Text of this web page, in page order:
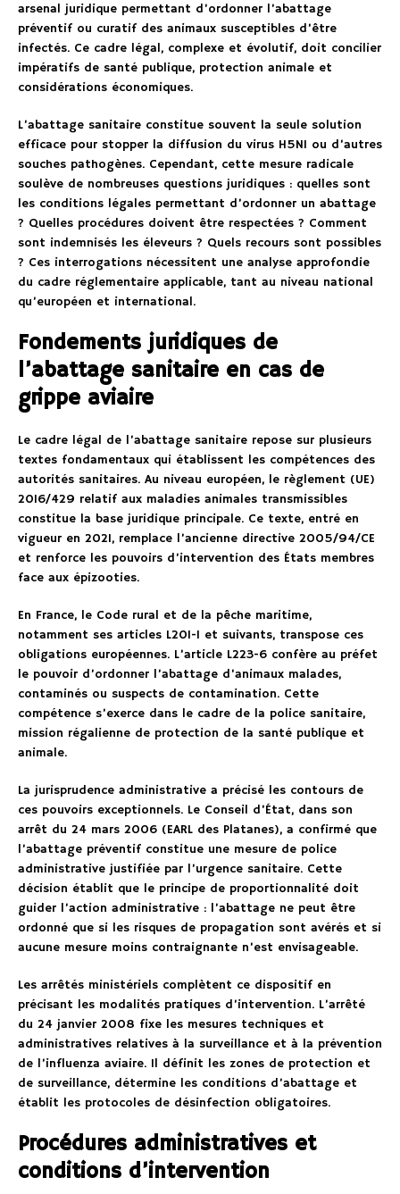
arsenal juridique permettant d’ordonner l’abattage
préventif ou curatif des animaux susceptibles d’être
infectés. Ce cadre légal, complexe et évolutif, doit concilier
impératifs de santé publique, protection animale et
considérations économiques.
L’abattage sanitaire constitue souvent la seule solution
efficace pour stopper la diffusion du virus H5N1 ou d’autres
souches pathogènes. Cependant, cette mesure radicale
soulève de nombreuses questions juridiques : quelles sont
les conditions légales permettant d’ordonner un abattage
? Quelles procédures doivent être respectées ? Comment
sont indemnisés les éleveurs ? Quels recours sont possibles
? Ces interrogations nécessitent une analyse approfondie
du cadre réglementaire applicable, tant au niveau national
qu’européen et international.
Fondements juridiques de
l’abattage sanitaire en cas de
grippe aviaire
Le cadre légal de l’abattage sanitaire repose sur plusieurs
textes fondamentaux qui établissent les compétences des
autorités sanitaires. Au niveau européen, le règlement (UE)
2016/429 relatif aux maladies animales transmissibles
constitue la base juridique principale. Ce texte, entré en
vigueur en 2021, remplace l’ancienne directive 2005/94/CE
et renforce les pouvoirs d’intervention des États membres
face aux épizooties.
En France, le Code rural et de la pêche maritime,
notamment ses articles L201-1 et suivants, transpose ces
obligations européennes. L’article L223-6 confère au préfet
le pouvoir d’ordonner l’abattage d’animaux malades,
contaminés ou suspects de contamination. Cette
compétence s’exerce dans le cadre de la police sanitaire,
mission régalienne de protection de la santé publique et
animale.
La jurisprudence administrative a précisé les contours de
ces pouvoirs exceptionnels. Le Conseil d’État, dans son
arrêt du 24 mars 2006 (EARL des Platanes), a confirmé que
l’abattage préventif constitue une mesure de police
administrative justifiée par l’urgence sanitaire. Cette
décision établit que le principe de proportionnalité doit
guider l’action administrative : l’abattage ne peut être
ordonné que si les risques de propagation sont avérés et si
aucune mesure moins contraignante n’est envisageable.
Les arrêtés ministériels complètent ce dispositif en
précisant les modalités pratiques d’intervention. L’arrêté
du 24 janvier 2008 fixe les mesures techniques et
administratives relatives à la surveillance et à la prévention
de l’influenza aviaire. Il définit les zones de protection et
de surveillance, détermine les conditions d’abattage et
établit les protocoles de désinfection obligatoires.
Procédures administratives et
conditions d’intervention